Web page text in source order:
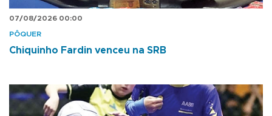
07/08/2026 00:00
PÔQUER
Chiquinho Fardin venceu na SRB